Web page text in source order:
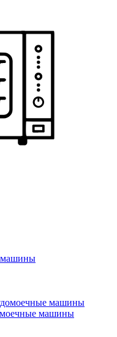
машины
машины
машины